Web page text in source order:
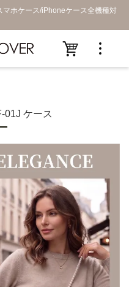
ホケース/iPhoneケース全機種対
01J ケース